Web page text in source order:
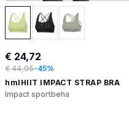
€ 24,72
€ 44,95-45%
hmlHIIT IMPACT STRAP BRA
Impact sportbeha